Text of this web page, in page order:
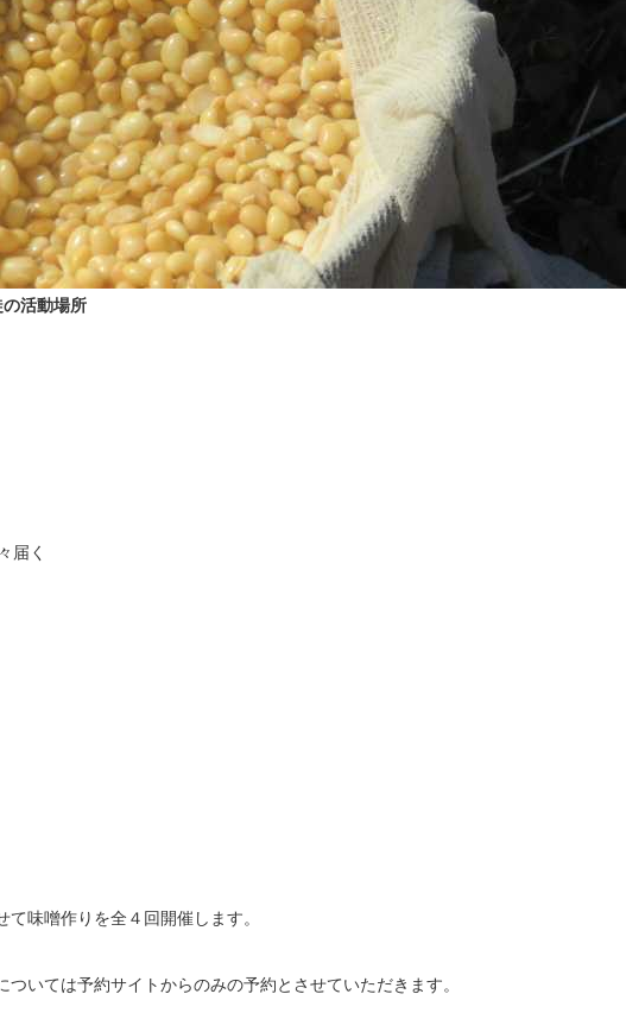
活動場所
届く
味噌作りを全４回開催します。
いては予約サイトからのみの予約とさせていただきます。